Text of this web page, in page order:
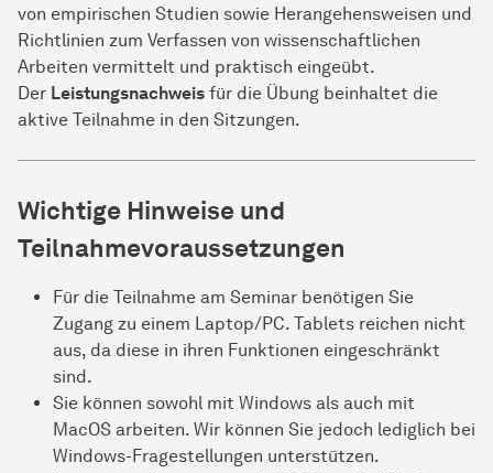
von empirischen Studien sowie Herangehensweisen und
Richtlinien zum Verfassen von wissenschaftlichen
Arbeiten vermittelt und praktisch eingeübt.
Der Leistungsnachweis für die Übung beinhaltet die
aktive Teilnahme in den Sitzungen.
Wichtige Hinweise und
Teilnahmevoraussetzungen
Für die Teilnahme am Seminar benötigen Sie
Zugang zu einem Laptop/PC. Tablets reichen nicht
aus, da diese in ihren Funktionen eingeschränkt
sind.
Sie können sowohl mit Windows als auch mit
MacOS arbeiten. Wir können Sie jedoch lediglich bei
Windows-Fragestellungen unterstützen.